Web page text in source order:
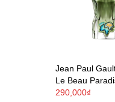
Jean Paul
Le Beau
290,000₫